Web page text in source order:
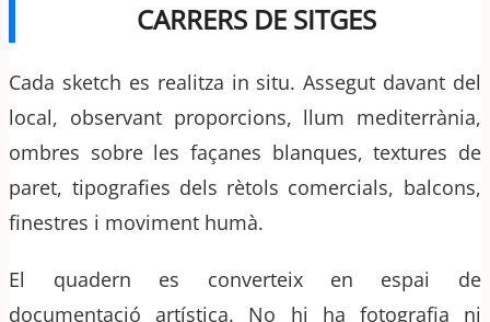
CARRERS DE SITGES
Cada sketch es realitza in situ. Assegut davant del
local, observant proporcions, llum mediterrània,
ombres sobre les façanes blanques, textures de
paret, tipografies dels rètols comercials, balcons,
finestres i moviment humà.
El quadern es converteix en espai de
documentació artística. No hi ha fotografia ni